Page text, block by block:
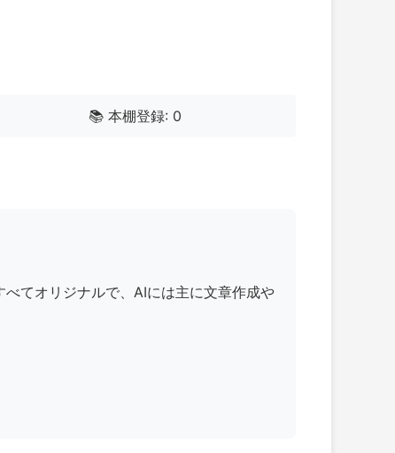
📚 本棚登録: 0
てオリジナルで、AIには主に文章作成や